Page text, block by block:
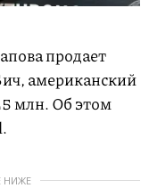
продает
американский
млн. Об этом
НИЖЕ